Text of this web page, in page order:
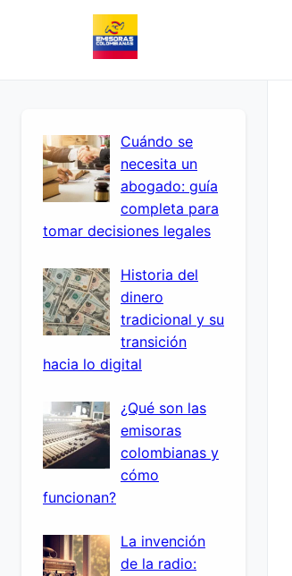
Cuándo se
necesita un
abogado: guía
completa para
tomar decisiones legales
Historia del
dinero
tradicional y su
transición
hacia lo digital
¿Qué son las
emisoras
colombianas y
cómo
funcionan?
La invención
de la radio: